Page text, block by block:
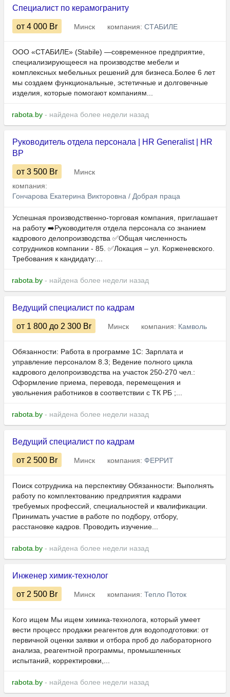
Специалист по керамограниту
от 4 000 Br Минск компания: СТАБИЛЕ
ООО «СТАБИЛЕ» (Stabile) —современное предприятие,
специализирующееся на производстве мебели и
комплексных мебельных решений для бизнеса.Более 6 лет
мы создаем функциональные, эстетичные и долговечные
изделия, которые помогают компаниям...
rabota.by - найдена более недели назад
Руководитель отдела персонала | HR Generalist | HR
BP
от 3 500 Br
Минск
компания:
Гончарова Екатерина Викторовна / Добрая праца
Успешная производственно-торговая компания, приглашает
на работу ➡️Руководителя отдела персонала со знанием
кадрового делопроизводства ✅Общая численность
сотрудников компании - 85. ✅Локация – ул. Корженевского.
Требования к кандидату:...
rabota.by - найдена более недели назад
Ведущий специалист по кадрам
от 1 800 до 2 300 Br Минск компания: Камволь
Обязанности: Работа в программе 1С: Зарплата и
управление персоналом 8.3; Ведение полного цикла
кадрового делопроизводства на участок 250-270 чел.:
Оформление приема, перевода, перемещения и
увольнения работников в соответствии с ТК РБ ;...
rabota.by - найдена более недели назад
Ведущий специалист по кадрам
от 2 500 Br Минск компания: ФЕРРИТ
Поиск сотрудника на перспективу Обязанности: Выполнять
работу по комплектованию предприятия кадрами
требуемых профессий, специальностей и квалификации.
Принимать участие в работе по подбору, отбору,
расстановке кадров. Проводить изучение...
rabota.by - найдена более недели назад
Инженер химик-технолог
от 2 500 Br Минск компания: Тепло Поток
Кого ищем Мы ищем химика-технолога, который умеет
вести процесс продажи реагентов для водоподготовки: от
первичной оценки заявки и отбора проб до лабораторного
анализа, реагентной программы, промышленных
испытаний, корректировки,...
rabota.by - найдена более недели назад